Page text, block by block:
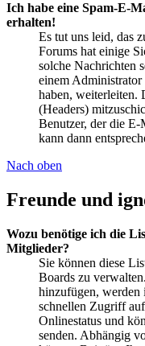
Ich habe eine Spam-E-
erhalten!
Es tut uns leid, das
Forums hat einige
solche Nachrichten
einem
haben, weiterleiten.
(Headers)
Benutzer, der die
kann dann
Nach oben
Freunde und
Wozu benötige ich die
Mitglieder?
Sie können diese
Boards zu
hinzufügen, werden
schnellen Zugriff
Onlinestatus und
senden. Abhängig